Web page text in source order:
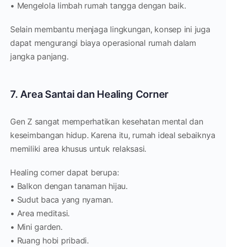
• Mengelola limbah rumah tangga dengan baik.
Selain membantu menjaga lingkungan, konsep ini juga
dapat mengurangi biaya operasional rumah dalam
jangka panjang.
7. Area Santai dan Healing Corner
Gen Z sangat memperhatikan kesehatan mental dan
keseimbangan hidup. Karena itu, rumah ideal sebaiknya
memiliki area khusus untuk relaksasi.
Healing corner dapat berupa:
• Balkon dengan tanaman hijau.
• Sudut baca yang nyaman.
• Area meditasi.
• Mini garden.
• Ruang hobi pribadi.